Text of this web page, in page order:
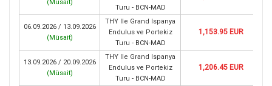
(Müsait)
Turu - BCN-MAD
06.09.2026 / 13.09.2026
(Müsait)
THY Ile Grand Ispanya
Endulus ve Portekiz
Turu - BCN-MAD
1,153.95 EUR
13.09.2026 / 20.09.2026
(Müsait)
THY Ile Grand Ispanya
Endulus ve Portekiz
Turu - BCN-MAD
1,206.45 EUR